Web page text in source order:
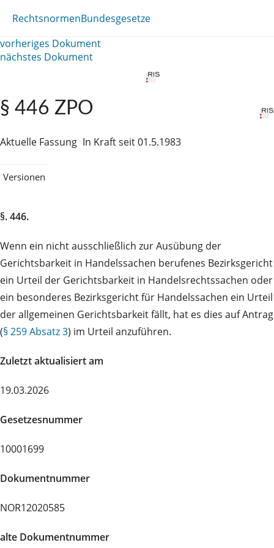
RechtsnormenBundesgesetze
vorheriges Dokument
nächstes Dokument
§ 446 ZPO
Aktuelle Fassung In Kraft seit 01.5.1983
Versionen
§. 446.
Wenn ein nicht ausschließlich zur Ausübung der
Gerichtsbarkeit in Handelssachen berufenes Bezirksgericht
ein Urteil der Gerichtsbarkeit in Handelsrechtssachen oder
ein besonderes Bezirksgericht für Handelssachen ein Urteil
der allgemeinen Gerichtsbarkeit fällt, hat es dies auf Antrag
(§ 259 Absatz 3) im Urteil anzuführen.
Zuletzt aktualisiert am
19.03.2026
Gesetzesnummer
10001699
Dokumentnummer
NOR12020585
alte Dokumentnummer